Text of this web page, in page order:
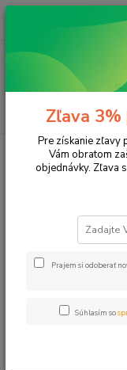
Kancelárske
pripináčiky
Špendlíky,
Zľava 3%
Pre získanie zľavy
Vám obratom
objednávky. Zľava
Prajem si odoberať
Súhlasím so